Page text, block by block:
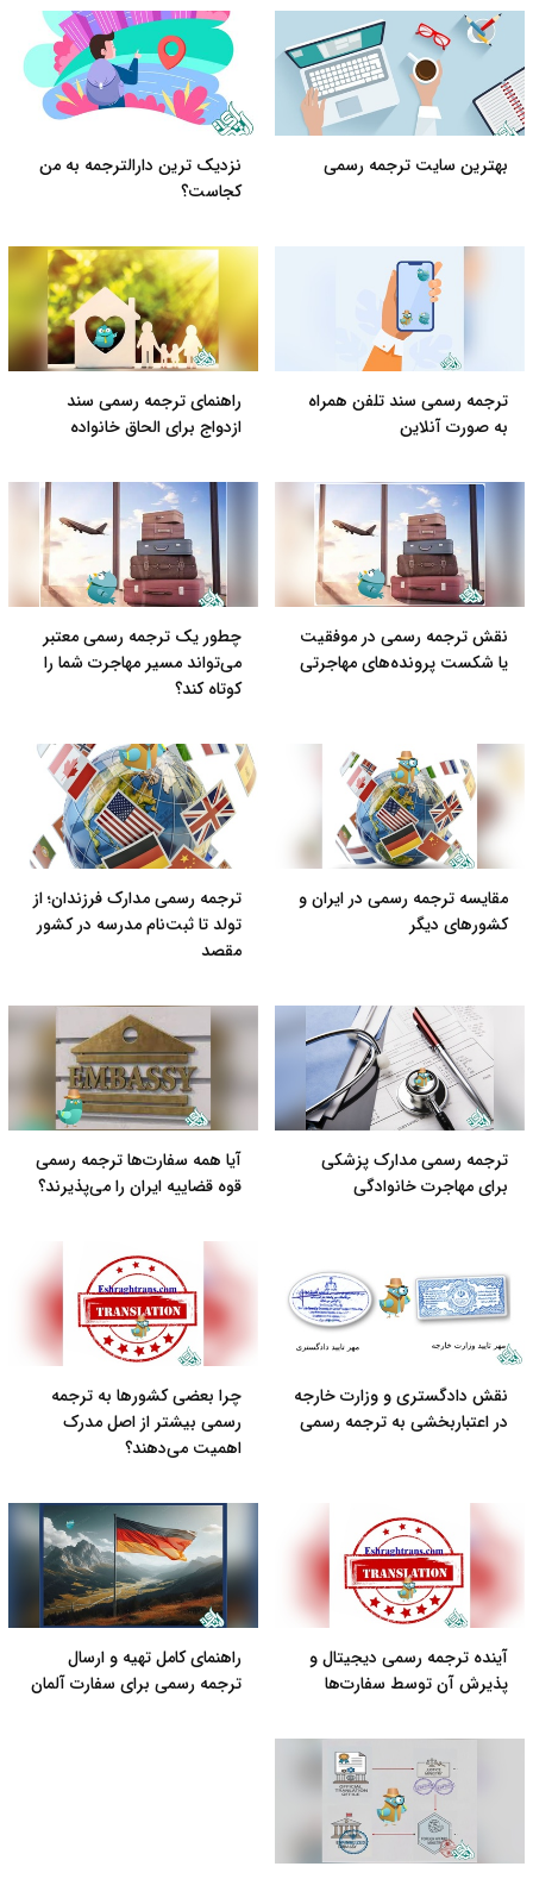
بهترین سایت ترجمه رسمی
نزدیک ترین دارالترجمه به من
کجاست؟
ترجمه رسمی سند تلفن همراه
به صورت آنلاین
راهنمای ترجمه رسمی سند
ازدواج برای الحاق خانواده
نقش ترجمه رسمی در موفقیت
یا شکست پرونده‌های مهاجرتی
چطور یک ترجمه رسمی معتبر
می‌تواند مسیر مهاجرت شما را
کوتاه کند؟
مقایسه ترجمه رسمی در ایران و
کشورهای دیگر
ترجمه رسمی مدارک فرزندان؛ از
تولد تا ثبت‌نام مدرسه در کشور
مقصد
ترجمه رسمی مدارک پزشکی
برای مهاجرت خانوادگی
آیا همه سفارت‌ها ترجمه رسمی
قوه قضاییه ایران را می‌پذیرند؟
نقش دادگستری و وزارت خارجه
در اعتباربخشی به ترجمه رسمی
چرا بعضی کشورها به ترجمه
رسمی بیشتر از اصل مدرک
اهمیت می‌دهند؟
آینده ترجمه رسمی دیجیتال و
پذیرش آن توسط سفارت‌ها
راهنمای کامل تهیه و ارسال
ترجمه رسمی برای سفارت آلمان